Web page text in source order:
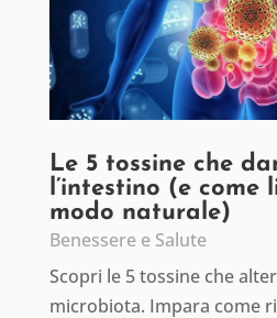
Le 5 tossine che
l’intestino (e come
modo naturale)
Benessere e Salute
Scopri le 5 tossine che
microbiota. Impara come